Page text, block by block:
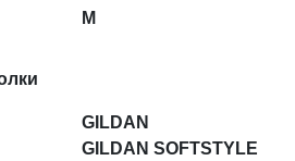
M
GILDAN
GILDAN SOFTSTYLE